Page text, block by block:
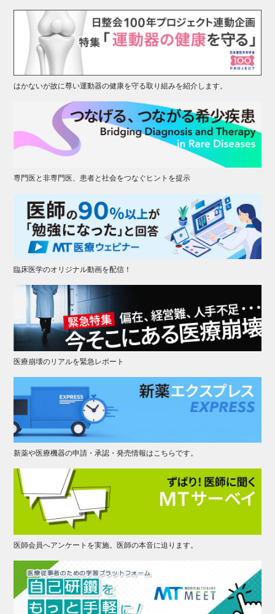
はかないが故に尊い運動器の健康を守る取り組みを紹介します。
専門医と非専門医、患者と社会をつなぐヒントを提示
臨床医学のオリジナル動画を配信！
医療崩壊のリアルを緊急レポート
新薬や医療機器の申請・承認・発売情報はこちらです。
医師会員へアンケートを実施。医師の本音に迫ります。